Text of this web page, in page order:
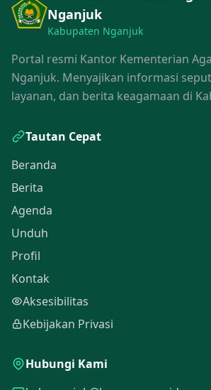
Nganjuk
Kabupaten Nganjuk
Portal resmi Kantor Kementerian
Nganjuk. Menyajikan informasi
layanan, dan berita keagamaan di
Tautan Cepat
Beranda
Berita
Agenda
Unduh
Profil
Kontak
Aksesibilitas
Kebijakan Privasi
Hubungi Kami